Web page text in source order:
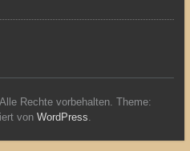
. Alle Rechte vorbehalten. Theme:
von WordPress